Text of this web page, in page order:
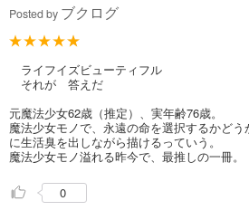
Posted by ブクログ
ライフイズビューティフル
それが 答えだ
元魔法少女62歳（推定）、実年齢76歳。
魔法少女モノで、永遠の命を選択するかど
に生活臭を出しながら描けるっていう。
魔法少女モノ溢れる昨今で、最推しの一冊。
0